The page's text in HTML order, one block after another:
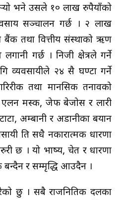
भने उसले १० लाख रुपैयाँको
सञ्चालन गर्छ । २ लाख
बैंक तथा वित्तीय संस्थाको ऋण
गर्छ । निजी क्षेत्रले गर्ने
व्यवसायीले २४ सै घण्टा गर्ने
तथा मानसिक तनावको
एलन मस्क, जेफ बेजोस र लारी
अम्बानी र अडानीका बयान
प्रति सधै नकारात्मक धारणा
छ । यो भाष्य, चेत र धारणा
र सम्मृद्धि आउदैन ।
छु । सबै राजनितिक दलका